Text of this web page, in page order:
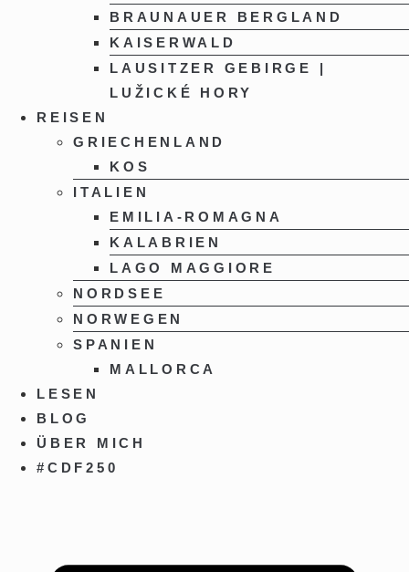
BRAUNAUER BERGLAND
KAISERWALD
LAUSITZER GEBIRGE |
LUŽICKÉ HORY
REISEN
GRIECHENLAND
KOS
ITALIEN
EMILIA-ROMAGNA
KALABRIEN
LAGO MAGGIORE
NORDSEE
NORWEGEN
SPANIEN
MALLORCA
LESEN
BLOG
ÜBER MICH
#CDF250